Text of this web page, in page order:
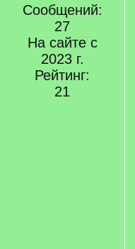
Сообщений:
27
На сайте с
2023 г.
Рейтинг:
21